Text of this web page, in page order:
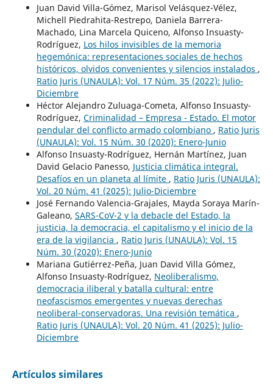
Juan David Villa-Gómez, Marisol Velásquez-Vélez,
Michell Piedrahita-Restrepo, Daniela Barrera-
Machado, Lina Marcela Quiceno, Alfonso Insuasty-
Rodríguez, Los hilos invisibles de la memoria
hegemónica: representaciones sociales de hechos
históricos, olvidos convenientes y silencios instalados ,
Ratio Juris (UNAULA): Vol. 17 Núm. 35 (2022): Julio-
Diciembre
Héctor Alejandro Zuluaga-Cometa, Alfonso Insuasty-
Rodríguez, Criminalidad – Empresa - Estado. El motor
pendular del conflicto armado colombiano , Ratio Juris
(UNAULA): Vol. 15 Núm. 30 (2020): Enero-Junio
Alfonso Insuasty-Rodríguez, Hernán Martínez, Juan
David Gelacio Panesso, Justicia climática integral.
Desafíos en un planeta al límite , Ratio Juris (UNAULA):
Vol. 20 Núm. 41 (2025): Julio-Diciembre
José Fernando Valencia-Grajales, Mayda Soraya Marín-
Galeano, SARS-CoV-2 y la debacle del Estado, la
justicia, la democracia, el capitalismo y el inicio de la
era de la vigilancia , Ratio Juris (UNAULA): Vol. 15
Núm. 30 (2020): Enero-Junio
Mariana Gutiérrez-Peña, Juan David Villa Gómez,
Alfonso Insuasty-Rodríguez, Neoliberalismo,
democracia iliberal y batalla cultural: entre
neofascismos emergentes y nuevas derechas
neoliberal-conservadoras. Una revisión temática ,
Ratio Juris (UNAULA): Vol. 20 Núm. 41 (2025): Julio-
Diciembre
Artículos similares